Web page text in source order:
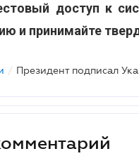
доступ к
и принимайте
/